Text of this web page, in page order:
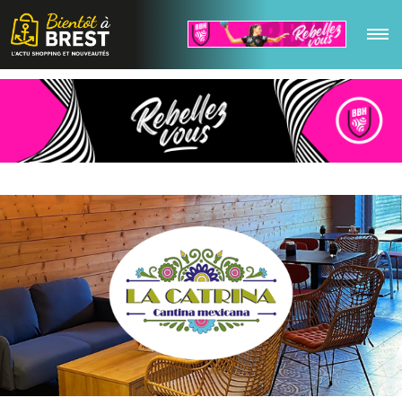
CENTRE-VILLE & PORTS
Z.C. FROUTVEN & EST
C.C. PHARE DE L'EUROPE & ALENTOURS
C.C. CARREFOUR IROISE & OUEST
ESPACE COMMERÇANTS